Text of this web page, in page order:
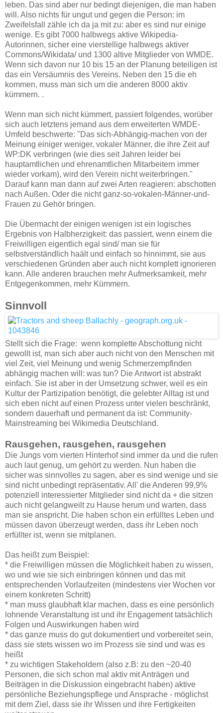
leben. Das sind aber nur bedingt diejenigen, die man haben
will. Also nichts für ungut und gegen die Person: im
Zweifelsfall zähle ich da ja mit zu: aber es sind nur einige
wenige. Es gibt 7000 halbwegs aktive Wikipedia-
Autorinnen, sicher eine vierstellige halbwegs aktiver
Commons/Wikidata/ und 1300 altive Mitglieder von WMDE.
Wenn sich davon nur 10 bis 15 an der Planung beteiligen ist
das ein Versäumnis des Vereins. Neben den 15 die eh
kommen, muss man sich um die anderen 8000 aktiv
kümmern. .
Wenn man sich nicht kümmert, passiert folgendes, worüber
sich auch letztens jemand aus dem erweiterten WMDE-
Umfeld beschwerte: "Das sich-Abhängig-machen von der
Meinung einiger weniger, vokaler Männer, die ihre Zeit auf
WP:DK verbringen (wie dies seit Jahren leider bei
hauptamtlichen und ehrenamtlichen Mitarbeitern immer
wieder vorkam), wird den Verein nicht weiterbringen."
Darauf kann man dann auf zwei Arten reagieren: abschotten
nach Außen. Oder die nicht ganz-so-vokalen-Männer-und-
Frauen zu Gehör bringen.
Die Übermacht der einigen wenigen ist ein logisches
Ergebnis von Halbherzigkeit: das passiert, wenn einem die
Freiwilligen eigentlich egal sind/ man sie für
selbstverständlich haält und einfach so hinnimmt, sie aus
verschiedenen Gründen aber auch nicht komplett ignorieren
kann. Alle anderen brauchen mehr Aufmerksamkeit, mehr
Entgegenkommen, mehr Kümmern.
Sinnvoll
Stellt sich die Frage: wenn komplette Abschottung nicht
gewollt ist, man sich aber auch nicht von den Menschen mit
viel Zeit, viel Meinung und wenig Schmerzempfinden
abhängig machen will: was tun? Die Antwort ist abstrakt
einfach. Sie ist aber in der Umsetzung schwer, weil es ein
Kultur der Partizipation benötigt, die gelebter Alltag ist und
sich eben nicht auf einen Prozess unter vielen beschränkt,
sondern dauerhaft und permanent da ist: Community-
Mainstreaming bei Wikimedia Deutschland.
Rausgehen, rausgehen, rausgehen
Die Jungs vom vierten Hinterhof sind immer da und die rufen
auch laut genug, um gehört zu werden. Nun haben die
sicher was sinnvolles zu sagen, aber es sind wenige und sie
sind nicht unbedingt repräsentativ. All' die Anderen 99,9%
potenziell interessierter Mitglieder sind nicht da + die sitzen
auch nicht gelangweilt zu Hause herum und warten, dass
man sie anspricht. Die haben schon ein erfülltes Leben und
müssen davon überzeugt werden, dass ihr Leben noch
erfüllter ist, wenn sie mitplanen.
Das heißt zum Beispiel:
* die Freiwilligen müssen die Möglichkeit haben zu wissen,
wo und wie sie sich einbringen können und das mit
entsprechenden Vorlaufzeiten (mindestens vier Wochen vor
einem konkreten Schritt)
* man muss glaubhaft klar machen, dass es eine persönlich
lohnende Veranstaltung ist und ihr Engagement tatsächlich
Folgen und Auswirkungen haben wird
* das ganze muss do gut dokumentiert und vorbereitet sein,
dass sie stets wissen wo im Prozess sie sind und was es
heißt
* zu wichtigen Stakeholdern (also z.B: zu den ~20-40
Personen, die sich schon mal aktiv mit Anträgen und
Beiträgen in die Diskussion eingebracht haben) aktive
persönliche Beziehungspflege und Ansprache - möglichst
mit dem Ziel, dass sie ihr Wissen und ihre Fertigkeiten